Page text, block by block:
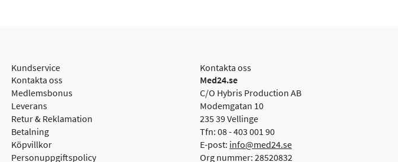
Kundservice
Kontakta oss
Medlemsbonus
Leverans
Retur & Reklamation
Betalning
Köpvillkor
Personuppgiftspolicy
Kontakta oss
Med24.se
C/O Hybris Production AB
Modemgatan 10
235 39 Vellinge
Tfn: 08 - 403 001 90
E-post: info@med24.se
Org nummer: 28520832